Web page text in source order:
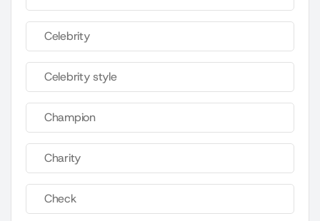
Celebrity
Celebrity style
Champion
Charity
Check